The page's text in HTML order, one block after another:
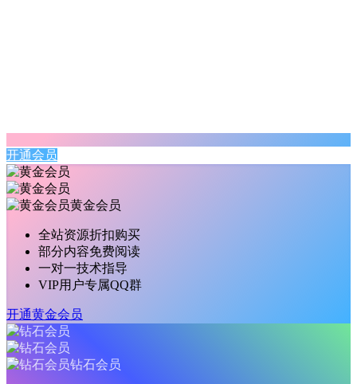
开通会员
黄金会员
全站资源折扣购买
部分内容免费阅读
一对一技术指导
VIP用户专属QQ群
开通黄金会员
钻石会员